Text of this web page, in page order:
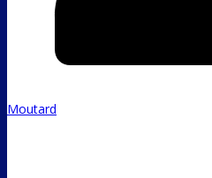
Moutard